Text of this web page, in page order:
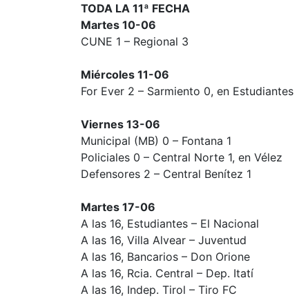
TODA LA 11ª FECHA
Martes 10-06
CUNE 1 – Regional 3
Miércoles 11-06
For Ever 2 – Sarmiento 0, en Estudiantes
Viernes 13-06
Municipal (MB) 0 – Fontana 1
Policiales 0 – Central Norte 1, en Vélez
Defensores 2 – Central Benítez 1
Martes 17-06
A las 16, Estudiantes – El Nacional
A las 16, Villa Alvear – Juventud
A las 16, Bancarios – Don Orione
A las 16, Rcia. Central – Dep. Itatí
A las 16, Indep. Tirol – Tiro FC